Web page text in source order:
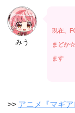
みう
現在、
まどか
ます
>> アニメ『マギ